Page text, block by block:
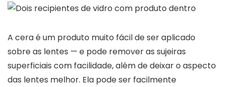
A cera é um produto muito fácil de ser aplicado
sobre as lentes — e pode remover as sujeiras
superficiais com facilidade, além de deixar o aspecto
das lentes melhor. Ela pode ser facilmente